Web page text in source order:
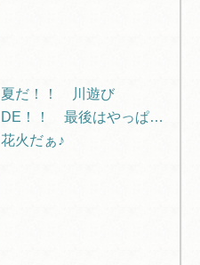
夏だ！！ 川遊び
DE！！ 最後はやっぱり
花火だぁ♪